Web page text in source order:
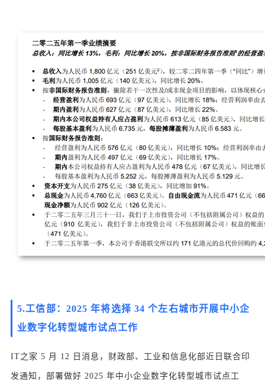
5.工信部：2025 年将选择 34 个左右城市开展中小企
业数字化转型城市试点工作
IT之家 5 月 12 日消息，财政部、工业和信息化部近日联合印
发通知，部署做好 2025 年中小企业数字化转型城市试点工